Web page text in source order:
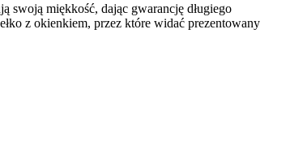
swoją miękkość, dając gwarancję długiego
z okienkiem, przez które widać prezentowany